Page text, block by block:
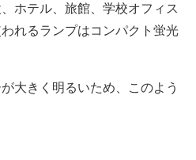
ホテル、旅館、学校オフィス
れるランプはコンパクト蛍光
大きく明るいため、このよう